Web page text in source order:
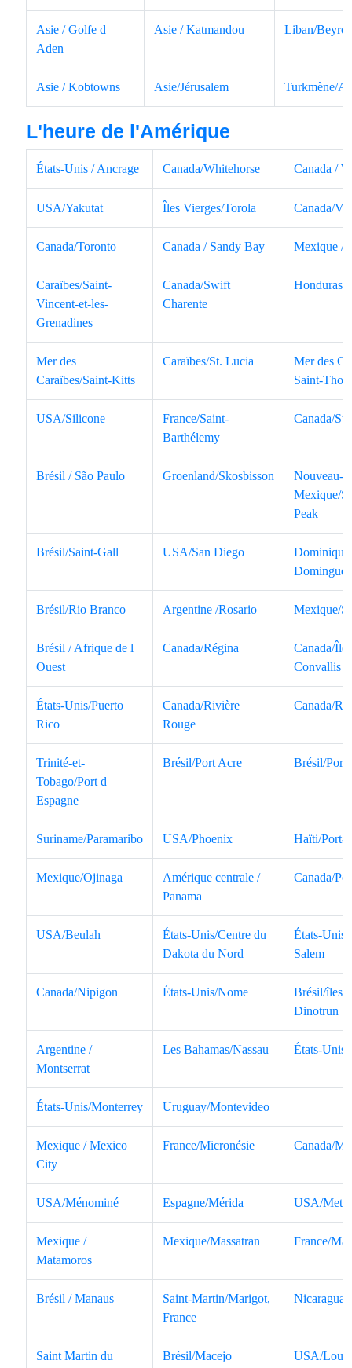
Asie / Golfe d
Aden
Asie / Katmandou Liban/
Asie / Kobtowns Asie/Jérusalem Turkmène/
L'heure de l'Amérique
États-Unis / Ancrage Canada/Whitehorse Canada /
USA/Yakutat Îles Vierges/Torola Canada/
Canada/Toronto Canada / Sandy Bay Mexique /
Caraïbes/Saint-
Vincent-et-les-
Grenadines
Canada/Swift
Charente
Honduras/
Mer des
Caraïbes/Saint-Kitts
Caraïbes/St. Lucia
Mer des
Saint-
USA/Silicone
France/Saint-
Barthélemy
Canada/St.
Brésil / São Paulo Groenland/Skosbisson
Nouveau-
Mexique/
Peak
Brésil/Saint-Gall USA/San Diego
Domingue
Brésil/Rio Branco Argentine /Rosario Mexique/
Brésil / Afrique de l
Ouest
Canada/Régina
Canada/Île
Convallis
États-Unis/Puerto
Rico
Canada/Rivière
Rouge
Canada/
Trinité-et-
Tobago/Port d
Espagne
Brésil/Port Acre Brésil/Port
Suriname/Paramaribo USA/Phoenix Haïti/Port-
Mexique/Ojinaga
Amérique centrale /
Panama
Canada/
USA/Beulah
États-Unis/Centre du
Dakota du Nord
États-
Salem
Canada/Nipigon États-Unis/Nome
Brésil/îles
Dinotrun
Argentine /
Montserrat
Les Bahamas/Nassau États-
États-Unis/Monterrey Uruguay/Montevideo
Mexique / Mexico
City
France/Micronésie Canada/
USA/Ménominé Espagne/Mérida USA/
Mexique /
Matamoros
Mexique/Massatran France/
Brésil / Manaus
Saint-Martin/Marigot,
France
Nicaragua/
Saint Martin du
Brésil/Macejo USA/